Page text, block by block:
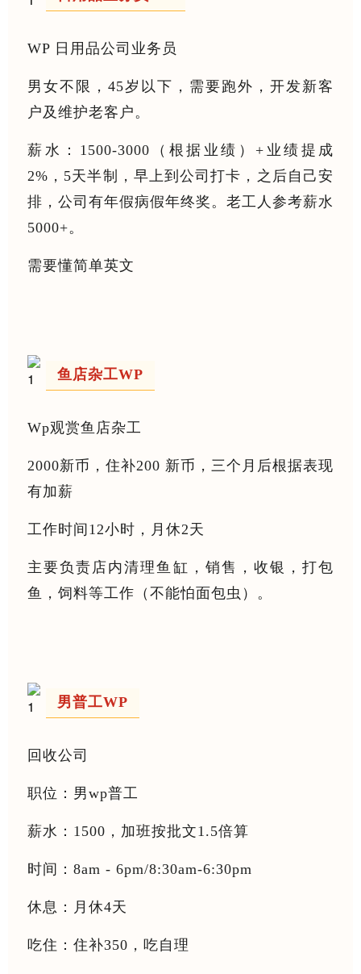
WP 日用品公司业务员
男女不限，45岁以下，需要跑外，开发新客
户及维护老客户。
薪水：1500-3000（根据业绩）+业绩提成
2%，5天半制，早上到公司打卡，之后自己安
排，公司有年假病假年终奖。老工人参考薪水
5000+。
需要懂简单英文
鱼店杂工WP
Wp观赏鱼店杂工
2000新币，住补200 新币，三个月后根据表现
有加薪
工作时间12小时，月休2天
主要负责店内清理鱼缸，销售，收银，打包
鱼，饲料等工作（不能怕面包虫）。
男普工WP
回收公司
职位：男wp普工
薪水：1500，加班按批文1.5倍算
时间：8am - 6pm/8:30am-6:30pm
休息：月休4天
吃住：住补350，吃自理